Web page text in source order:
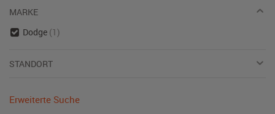
MARKE
Dodge (1)
STANDORT
Erweiterte Suche